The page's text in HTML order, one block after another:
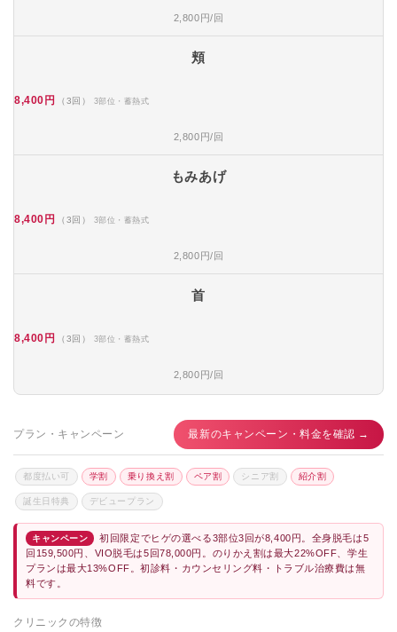
2,800円/回
頬
8,400円 （3回） 3部位・蓄熱式
2,800円/回
もみあげ
8,400円 （3回） 3部位・蓄熱式
2,800円/回
首
8,400円 （3回） 3部位・蓄熱式
2,800円/回
プラン・キャンペーン 最新のキャンペーン・料金を確認 →
都度払い可 学割 乗り換え割 ペア割 シニア割 紹介割
誕生日特典 デビュープラン
キャンペーン
初回限定でヒゲの選べる3部位3回が8,400円。全身脱毛は5
回159,500円、VIO脱毛は5回78,000円。のりかえ割は最大22%OFF、学生
プランは最大13%OFF。初診料・カウンセリング料・トラブル治療費は無
料です。
クリニックの特徴